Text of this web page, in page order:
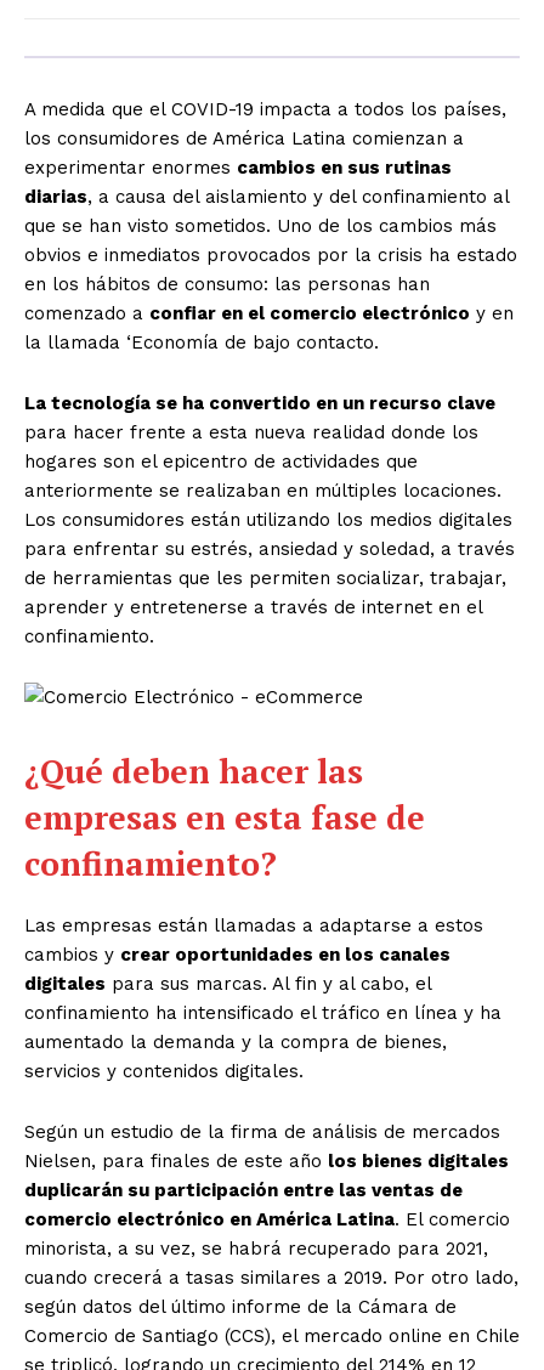
A medida que el COVID-19 impacta a todos los países,
los consumidores de América Latina comienzan a
experimentar enormes cambios en sus rutinas
diarias, a causa del aislamiento y del confinamiento al
que se han visto sometidos. Uno de los cambios más
obvios e inmediatos provocados por la crisis ha estado
en los hábitos de consumo: las personas han
comenzado a confiar en el comercio electrónico y en
la llamada ‘Economía de bajo contacto.
La tecnología se ha convertido en un recurso clave
para hacer frente a esta nueva realidad donde los
hogares son el epicentro de actividades que
anteriormente se realizaban en múltiples locaciones.
Los consumidores están utilizando los medios digitales
para enfrentar su estrés, ansiedad y soledad, a través
de herramientas que les permiten socializar, trabajar,
aprender y entretenerse a través de internet en el
confinamiento.
¿Qué deben hacer las
empresas en esta fase de
confinamiento?
Las empresas están llamadas a adaptarse a estos
cambios y crear oportunidades en los canales
digitales para sus marcas. Al fin y al cabo, el
confinamiento ha intensificado el tráfico en línea y ha
aumentado la demanda y la compra de bienes,
servicios y contenidos digitales.
Según un estudio de la firma de análisis de mercados
Nielsen, para finales de este año los bienes digitales
duplicarán su participación entre las ventas de
comercio electrónico en América Latina. El comercio
minorista, a su vez, se habrá recuperado para 2021,
cuando crecerá a tasas similares a 2019. Por otro lado,
según datos del último informe de la Cámara de
Comercio de Santiago (CCS), el mercado online en Chile
se triplicó, logrando un crecimiento del 214% en 12